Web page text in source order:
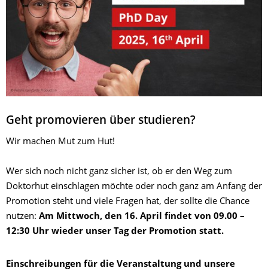
Geht promovieren über studieren?
Wir machen Mut zum Hut!
Wer sich noch nicht ganz sicher ist, ob er den Weg zum
Doktorhut einschlagen möchte oder noch ganz am Anfang der
Promotion steht und viele Fragen hat, der sollte die Chance
nutzen: Am Mittwoch, den 16. April findet von 09.00 –
12:30 Uhr wieder unser Tag der Promotion statt.
Einschreibungen für die Veranstaltung und unsere